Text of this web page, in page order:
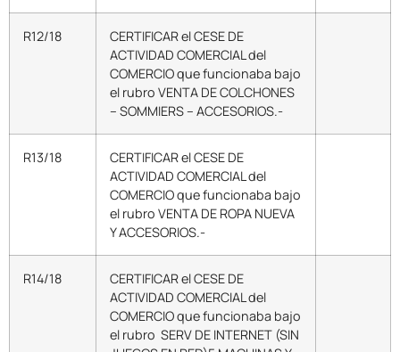
R12/18
CERTIFICAR el CESE DE
ACTIVIDAD COMERCIAL del
COMERCIO que funcionaba bajo
el rubro VENTA DE COLCHONES
– SOMMIERS – ACCESORIOS.-
R13/18
CERTIFICAR el CESE DE
ACTIVIDAD COMERCIAL del
COMERCIO que funcionaba bajo
el rubro VENTA DE ROPA NUEVA
Y ACCESORIOS.-
R14/18
CERTIFICAR el CESE DE
ACTIVIDAD COMERCIAL del
COMERCIO que funcionaba bajo
el rubro SERV DE INTERNET (SIN